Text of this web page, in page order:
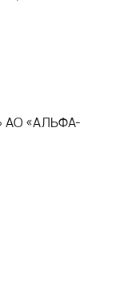
АО «АЛЬФА-